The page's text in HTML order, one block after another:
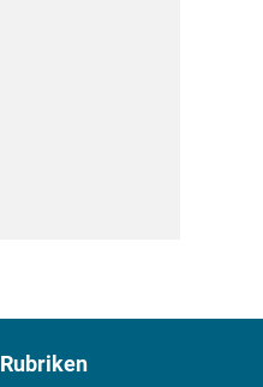
Rubriken